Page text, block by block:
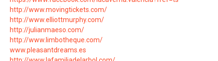
http://www.movingtickets.com/
http://www.elliottmurphy.com/
http://julianmaeso.com/
http://www.limbotheque.com/
www.pleasantdreams.es